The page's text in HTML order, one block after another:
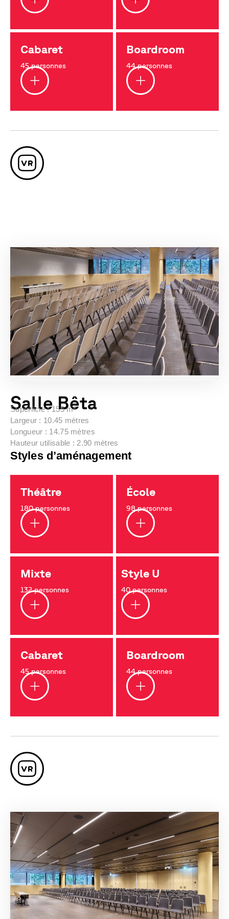
Cabaret
45 personnes
Boardroom
44 personnes
Salle Bêta
Superficie :155 m2
Largeur : 10.45 mètres
Longueur : 14.75 mètres
Hauteur utilisable : 2.90 mètres
Styles d’aménagement
Théâtre
180 personnes
École
98 personnes
Mixte
132 personnes
Style U
40 personnes
Cabaret
45 personnes
Boardroom
44 personnes